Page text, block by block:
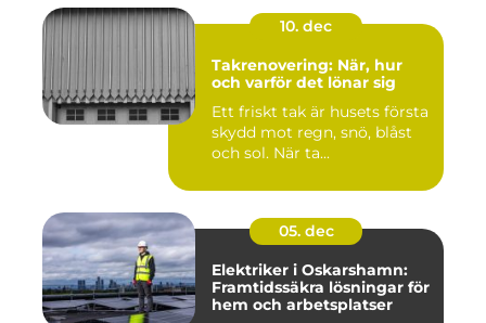
10. dec
Takrenovering: När, hur
och varför det lönar sig
Ett friskt tak är husets första
skydd mot regn, snö, blåst
och sol. När ta...
05. dec
Elektriker i Oskarshamn:
Framtidssäkra lösningar för
hem och arbetsplatser